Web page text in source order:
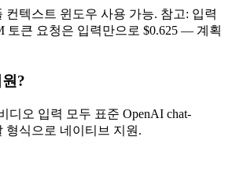
컨텍스트 윈도우 사용 가능. 참고: 입력
토큰 요청은 입력만으로 $0.625 — 계획
?
디오 입력 모두 표준 OpenAI chat-
형식으로 네이티브 지원.